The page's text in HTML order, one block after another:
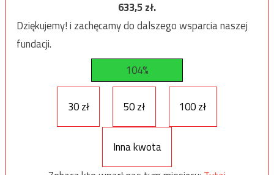
633,5zł.
Dziękujemy! i zachęcamy do dalszego wsparcia naszej
fundacji.
104%
30 zł 50 zł 100 zł
Inna kwota